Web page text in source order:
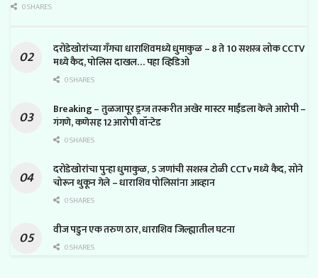
0 SHARES
दरोडेखोरांच्या गँगचा धाराशिवमध्ये धुमाकुळ – 8 ते 10 सशस्त्र लोक CCTV
मध्ये कैद, पोलिस दाखल… पहा व्हिडिओ
0 SHARES
Breaking – तुळजापूर ड्रग्ज तस्करीत अखेर मास्टर माईंडला केले आरोपी –
गंगणे, कणेसह 12 आरोपी वॉन्टेड
0 SHARES
दरोडेखोरांचा पुन्हा धुमाकुळ, 5 जणांची सशस्त्र टोळी CCTv मध्ये कैद, सोने
चोरून थुकून गेले – धाराशिव पोलिसांना आव्हान
0 SHARES
वीज पडुन एक तरुण ठार, धाराशिव जिल्ह्यातील घटना
0 SHARES